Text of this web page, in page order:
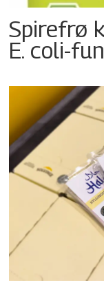
Spirefrø
E. coli-